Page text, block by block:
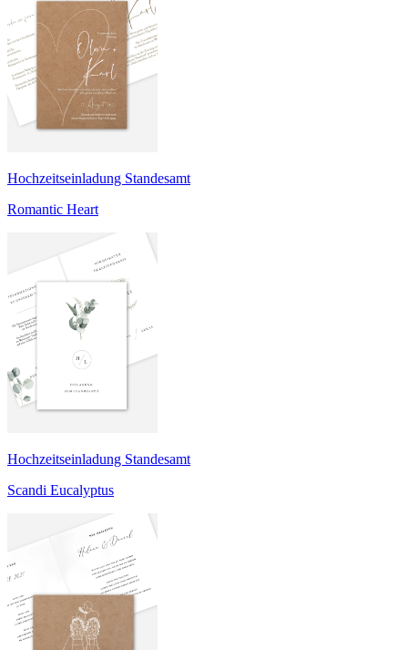
Hochzeitseinladung Standesamt
Romantic Heart
Hochzeitseinladung Standesamt
Scandi Eucalyptus